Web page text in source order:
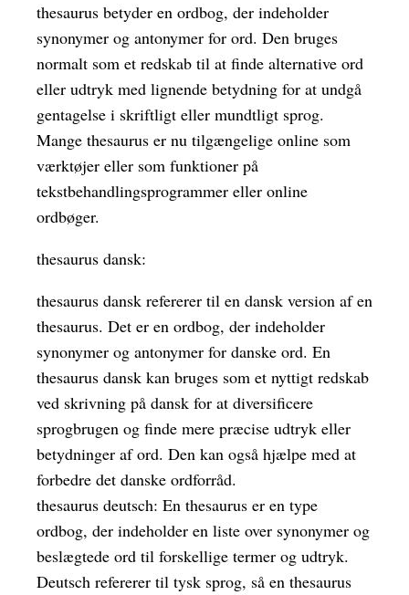
thesaurus betyder en ordbog, der indeholder
synonymer og antonymer for ord. Den bruges
normalt som et redskab til at finde alternative ord
eller udtryk med lignende betydning for at undgå
gentagelse i skriftligt eller mundtligt sprog.
Mange thesaurus er nu tilgængelige online som
værktøjer eller som funktioner på
tekstbehandlingsprogrammer eller online
ordbøger.
thesaurus dansk:
thesaurus dansk refererer til en dansk version af en
thesaurus. Det er en ordbog, der indeholder
synonymer og antonymer for danske ord. En
thesaurus dansk kan bruges som et nyttigt redskab
ved skrivning på dansk for at diversificere
sprogbrugen og finde mere præcise udtryk eller
betydninger af ord. Den kan også hjælpe med at
forbedre det danske ordforråd.
thesaurus deutsch: En thesaurus er en type
ordbog, der indeholder en liste over synonymer og
beslægtede ord til forskellige termer og udtryk.
Deutsch refererer til tysk sprog, så en thesaurus